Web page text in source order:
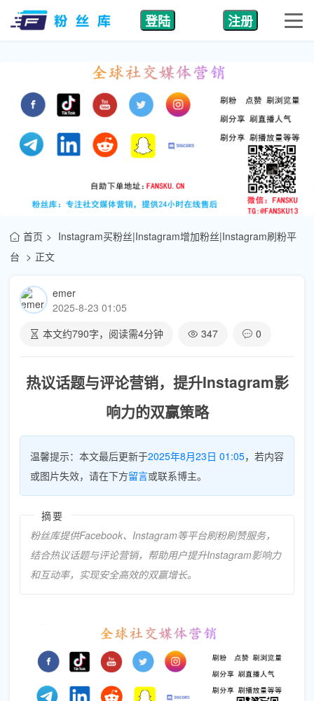
登陆 注册
首页
Instagram买粉丝|Instagram增加粉丝|Instagram刷粉平
台
正文
emer
2025-8-23 01:05
本文约790字，阅读需4分钟 347 0
热议话题与评论营销，提升Instagram影
响力的双赢策略
温馨提示：本文最后更新于2025年8月23日 01:05，若内容
或图片失效，请在下方留言或联系博主。
摘要
粉丝库提供Facebook、Instagram等平台刷粉刷赞服务，
结合热议话题与评论营销，帮助用户提升Instagram影响力
和互动率，实现安全高效的双赢增长。